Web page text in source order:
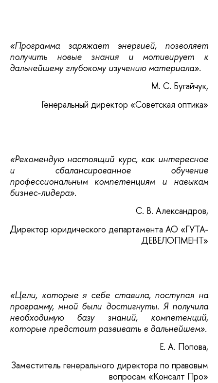
«Программа заряжает энергией, позволяет
получить новые знания и мотивирует к
дальнейшему глубокому изучению материала».
М. С. Бугайчук,
Генеральный директор «Советская оптика»
«Рекомендую настоящий курс, как интересное
и сбалансированное обучение
профессиональным компетенциям и навыкам
бизнес-лидера».
С. В. Александров,
Директор юридического департамента АО «ГУТА-
ДЕВЕЛОПМЕНТ»
«Цели, которые я себе ставила, поступая на
программу, мной были достигнуты. Я получила
необходимую базу знаний, компетенций,
которые предстоит развивать в дальнейшем».
Е. А. Попова,
Заместитель генерального директора по правовым
вопросам «Консалт Про»